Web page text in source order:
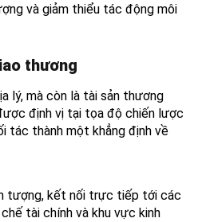
và giảm thiểu tác động môi
thương
lý, mà còn là tài sản thương
định vị tại tọa độ chiến lược
tác thành một khẳng định về
tượng, kết nối trực tiếp tới các
tài chính và khu vực kinh